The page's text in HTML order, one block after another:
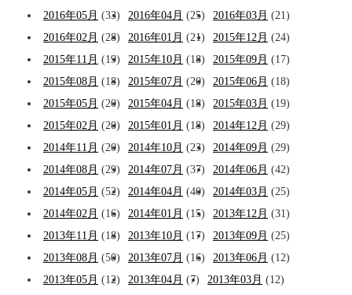
2016年05月 (33) 2016年04月 (25) 2016年03月 (21)
2016年02月 (28) 2016年01月 (21) 2015年12月 (24)
2015年11月 (19) 2015年10月 (18) 2015年09月 (17)
2015年08月 (18) 2015年07月 (20) 2015年06月 (18)
2015年05月 (20) 2015年04月 (18) 2015年03月 (19)
2015年02月 (20) 2015年01月 (18) 2014年12月 (29)
2014年11月 (20) 2014年10月 (23) 2014年09月 (29)
2014年08月 (29) 2014年07月 (37) 2014年06月 (42)
2014年05月 (52) 2014年04月 (40) 2014年03月 (25)
2014年02月 (16) 2014年01月 (15) 2013年12月 (31)
2013年11月 (18) 2013年10月 (17) 2013年09月 (25)
2013年08月 (50) 2013年07月 (16) 2013年06月 (12)
2013年05月 (12) 2013年04月 (7) 2013年03月 (12)